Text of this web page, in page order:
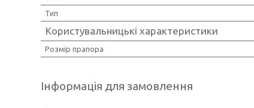
Тип
Користувальницькі характеристики
Розмір прапора
Інформація для замовлення